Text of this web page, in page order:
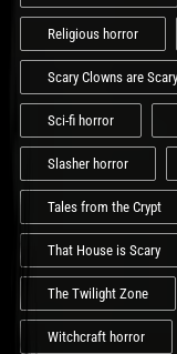
Religious horror
Scary Clowns are Scary
Sci-fi horror
Slasher horror
Tales from the Crypt
That House is Scary
The Twilight Zone
Witchcraft horror